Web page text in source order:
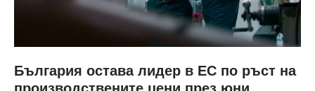
България остава лидер в ЕС по ръст на